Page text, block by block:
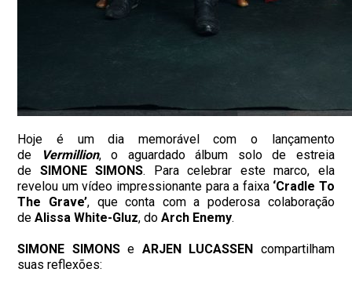
Hoje é um dia memorável com o lançamento
de
Vermillion, o aguardado álbum solo de estreia
de SIMONE SIMONS. Para celebrar este marco, ela
revelou um vídeo impressionante para a faixa ‘Cradle To
The Grave’, que conta com a poderosa colaboração
deAlissa White-Gluz, doArch Enemy.
SIMONE SIMONSe ARJEN LUCASSEN compartilham
suas reflexões: